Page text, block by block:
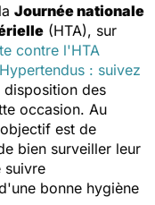
Journée nationale
(HTA), sur
contre l'HTA
Hypertendus : suivez
disposition des
occasion. Au
est de
bien surveiller leur
suivre
bonne hygiène